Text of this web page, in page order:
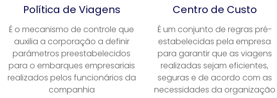
Política de Viagens
É o mecanismo de controle que
auxilia a corporação a definir
parâmetros preestabelecidos
para o embarques empresariais
realizados pelos funcionários da
companhia
Centro de Custo
É um conjunto de regras pré-
estabelecidas pela empresa
para garantir que as viagens
realizadas sejam eficientes,
seguras e de acordo com as
necessidades da organização